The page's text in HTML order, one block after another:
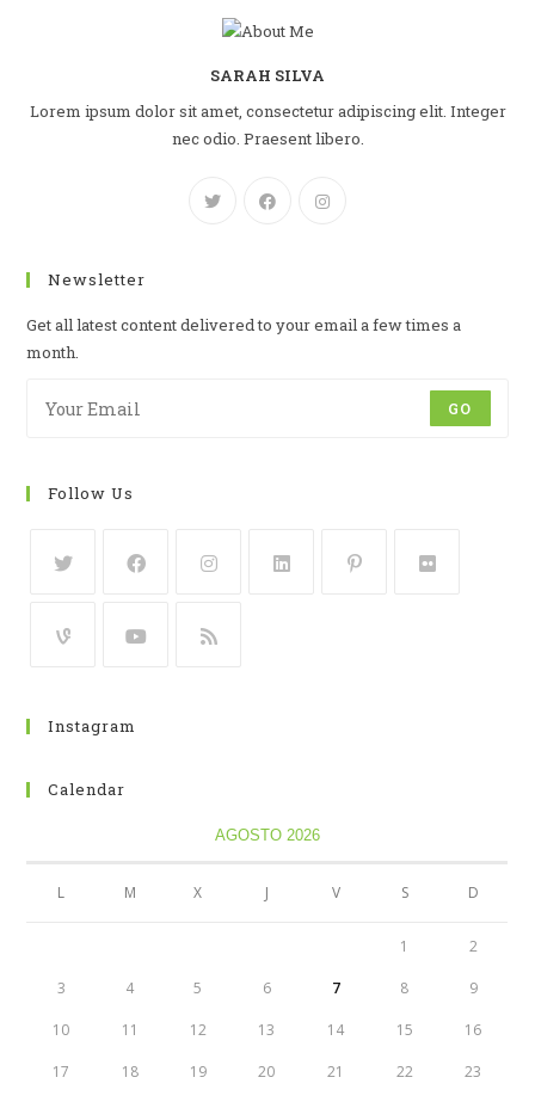
SARAH SILVA
Lorem ipsum dolor sit amet, consectetur adipiscing elit. Integer
nec odio. Praesent libero.
Newsletter
Get all latest content delivered to your email a few times a
month.
GO
Follow Us
Instagram
Calendar
AGOSTO 2026
L M X J V S D
1 2
3 4 5 6 7 8 9
10 11 12 13 14 15 16
17 18 19 20 21 22 23